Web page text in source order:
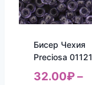
Бисер Чехия
Preciosa 01121
32.00₽–